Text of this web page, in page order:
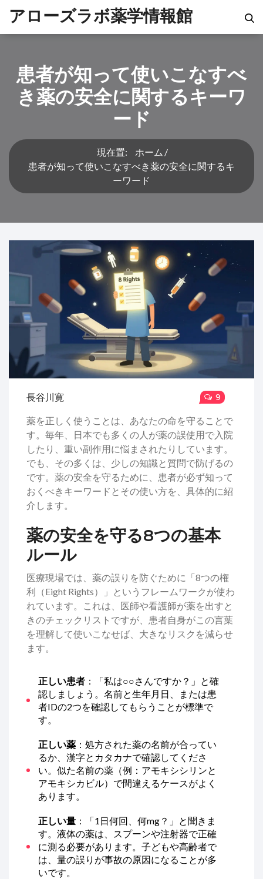
アローズラボ薬学情報館
患者が知って使いこなすべ
き薬の安全に関するキーワ
ード
現在置:
ホーム
患者が知って使いこなすべき薬の安全に関するキ
ーワード
長谷川寛 9
薬を正しく使うことは、あなたの命を守ることで
す。毎年、日本でも多くの人が薬の誤使用で入院
したり、重い副作用に悩まされたりしています。
でも、その多くは、少しの知識と質問で防げるの
です。薬の安全を守るために、患者が必ず知って
おくべきキーワードとその使い方を、具体的に紹
介します。
薬の安全を守る8つの基本
ルール
医療現場では、薬の誤りを防ぐために「8つの権
利（Eight Rights）」というフレームワークが使わ
れています。これは、医師や看護師が薬を出すと
きのチェックリストですが、患者自身がこの言葉
を理解して使いこなせば、大きなリスクを減らせ
ます。
正しい患者 ：「私は○○さんですか？」と確
認しましょう。名前と生年月日、または患
者IDの2つを確認してもらうことが標準で
す。
正しい薬 ：処方された薬の名前が合ってい
るか、漢字とカタカナで確認してくださ
い。似た名前の薬（例：アモキシシリンと
アモキシカビル）で間違えるケースがよく
あります。
正しい量 ：「1日何回、何mg？」と聞きま
す。液体の薬は、スプーンや注射器で正確
に測る必要があります。子どもや高齢者で
は、量の誤りが事故の原因になることが多
いです。